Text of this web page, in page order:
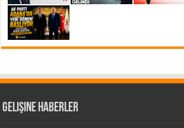
Gelişine Haberler